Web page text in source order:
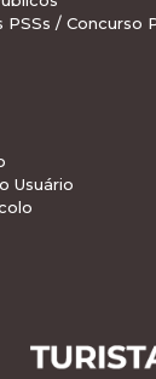
/ Concurso
Usuário